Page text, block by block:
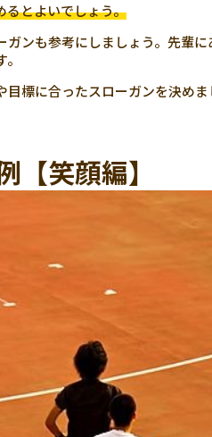
るとよいでしょう。
ンも参考にしましょう。先輩
標に合ったスローガンを決めま
笑顔編】